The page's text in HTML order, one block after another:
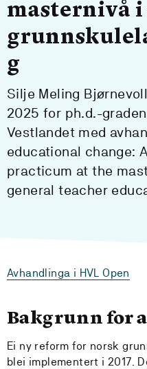
masternivå i
g
Silje Meling
2025 for ph.d.-
Vestlandet med
educational change:
practicum at the
general teacher
Avhandlinga i HVL Open
Bakgrunn for
Ei ny reform for norsk
blei implementert i 2017.